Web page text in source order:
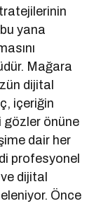
yana
Mağara
dijital
içeriğin
gözler önüne
dair her
profesyonel
dijital
Önce